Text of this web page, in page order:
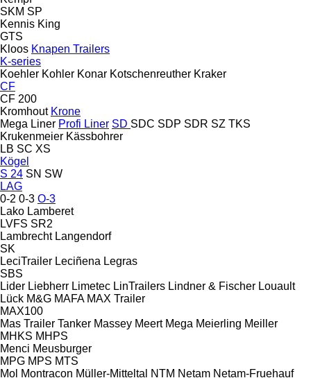
SKM SP
Kennis King
GTS
Kloos Knapen Trailers
K-series
Koehler Kohler Konar Kotschenreuther Kraker
CF
CF 200
Kromhout Krone
Mega Liner Profi Liner SD SDC SDP SDR SZ TKS
Krukenmeier Kässbohrer
LB SC XS
Kögel
S 24 SN SW
LAG
0-2 0-3 O-3
Lako Lamberet
LVFS SR2
Lambrecht Langendorf
SK
LeciTrailer Leciñena Legras
SBS
Lider Liebherr Limetec LinTrailers Lindner & Fischer Louault
Lück M&G MAFA MAX Trailer
MAX100
Mas Trailer Tanker Massey Meert Mega Meierling Meiller
MHKS MHPS
Menci Meusburger
MPG MPS MTS
Mol Montracon Müller-Mitteltal NTM Netam Netam-Fruehauf